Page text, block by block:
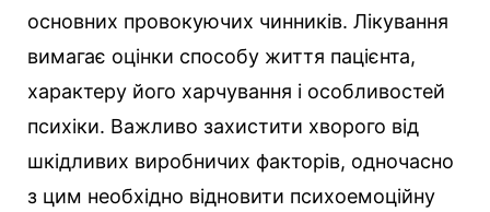
основних провокуючих чинників. Лікування
вимагає оцінки способу життя пацієнта,
характеру його харчування і особливостей
психіки. Важливо захистити хворого від
шкідливих виробничих факторів, одночасно
з цим необхідно відновити психоемоційну